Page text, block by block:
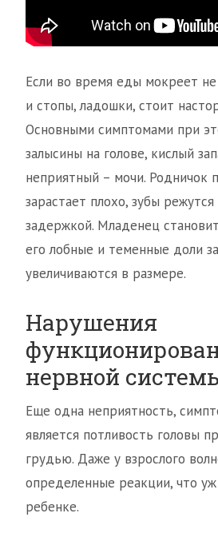
Если во время еды мокреет не
и стопы, ладошки, стоит
Основными симптомами при
залысины на голове, кислый
неприятный – мочи. Родничок
зарастает плохо, зубы
задержкой. Младенец
его лобные и теменные доли
увеличиваются в размере.
Нарушения
нервной
Еще одна неприятность,
является потливость головы
грудью. Даже у взрослого
определенные реакции, что
ребенке.